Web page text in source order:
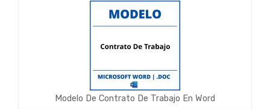
Modelo De Contrato De Trabajo En Word